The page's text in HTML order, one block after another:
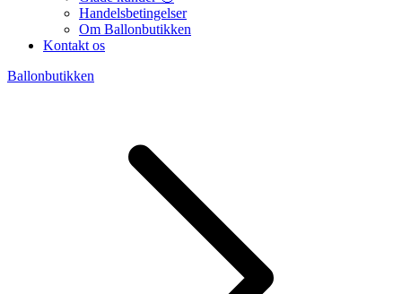
Handelsbetingelser
Om Ballonbutikken
Kontakt os
Ballonbutikken